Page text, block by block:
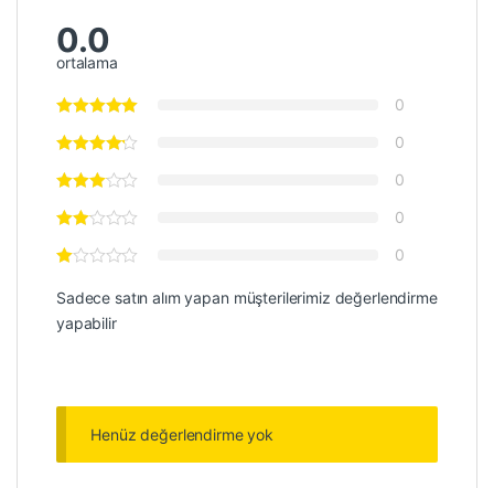
0.0
ortalama
0
0
0
0
0
Sadece satın alım yapan müşterilerimiz değerlendirme
yapabilir
Henüz değerlendirme yok